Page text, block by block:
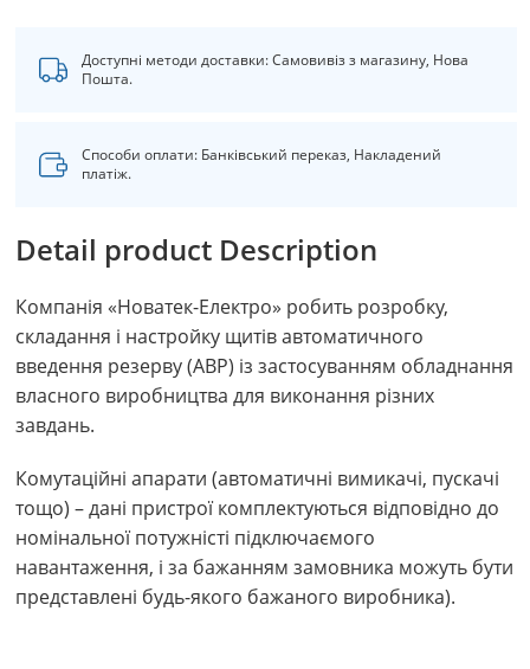
Доступні методи доставки: Самовивіз з магазину, Нова
Пошта.
Способи оплати: Банківський переказ, Накладений
платіж.
Detail product Description
Компанія «Новатек-Електро» робить розробку,
складання і настройку щитів автоматичного
введення резерву (АВР) із застосуванням обладнання
власного виробництва для виконання різних
завдань.
Комутаційні апарати (автоматичні вимикачі, пускачі
тощо) – дані пристрої комплектуються відповідно до
номінальної потужністі підключаємого
навантаження, і за бажанням замовника можуть бути
представлені будь-якого бажаного виробника).